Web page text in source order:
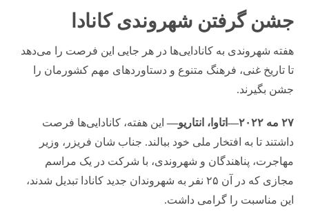
جشن گرفتن شهروندی کانادا
هفته شهروندی به کانادایی‌ها در هر جایی این فرصت را می‌دهد
تا تاریخ غنی، فرهنگ متنوع و دستاوردهای مهم کشورمان را
جشن بگیرند.
۲۷ مه ۲۰۲۲—اتاوا، انتاریو—
این هفته، کانادایی‌ها فرصت
داشتند تا به افتخار ملی خود ببالند. جناب شان فریزر، وزیر
مهاجرت، پناهندگان و شهروندی، با شرکت در یک مراسم
مجازی که در آن ۲۵ نفر به شهروندان جدید کانادا تبدیل شدند،
این مناسبت را گرامی داشت.